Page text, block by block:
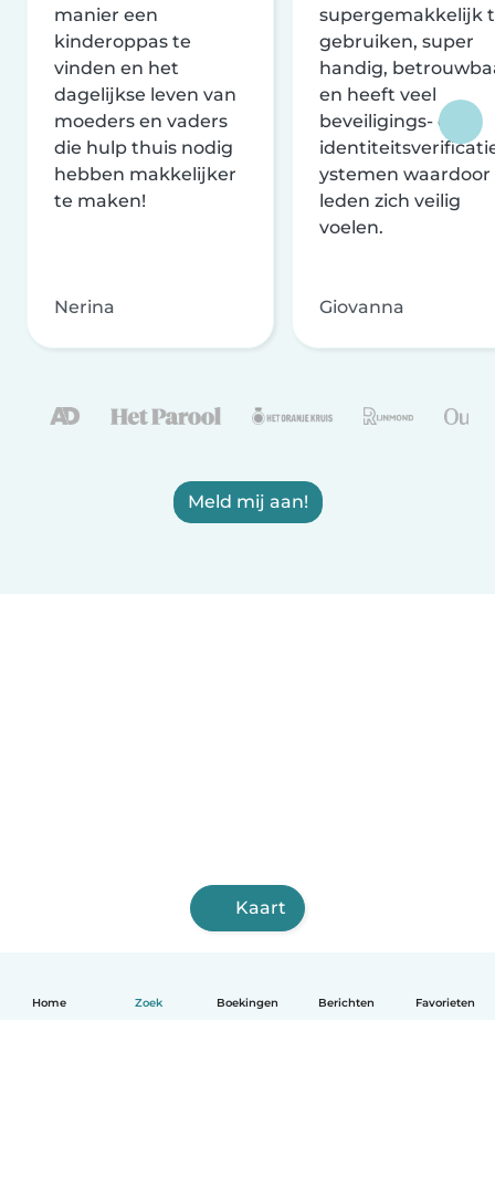
Home Zoek Boekingen Berichten Favorieten
manier een
kinderoppas te
vinden en het
dagelijkse leven van
moeders en vaders
die hulp thuis nodig
hebben makkelijker
te maken!
Nerina
supergemakkelijk
gebruiken, super
handig,
en heeft veel
beveiligings- en
ystemen waardoor
leden zich veilig
voelen.
Giovanna
Meld mij aan!
Kaart